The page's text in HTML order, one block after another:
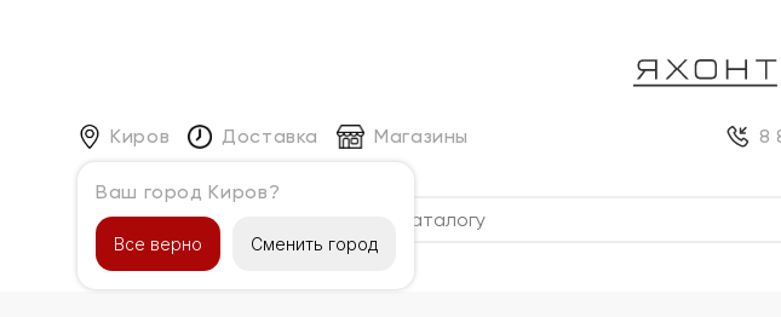
Киров
Ваш город Киров?
Все верно Сменить город
Доставка Магазины 8
Каталог